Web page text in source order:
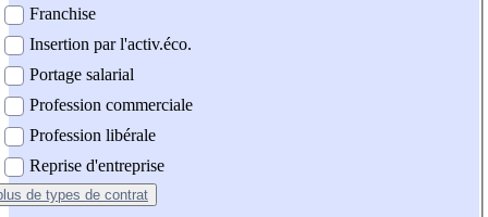
Franchise
Insertion par l'activ.éco.
Portage salarial
Profession commerciale
Profession libérale
Reprise d'entreprise
de types de contrat